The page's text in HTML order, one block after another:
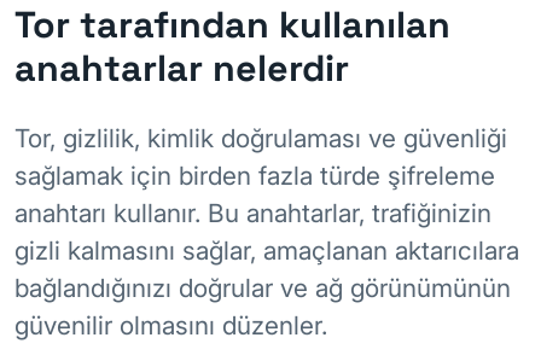
Tor tarafından kullanılan
anahtarlar nelerdir
Tor, gizlilik, kimlik doğrulaması ve güvenliği
sağlamak için birden fazla türde şifreleme
anahtarı kullanır. Bu anahtarlar, trafiğinizin
gizli kalmasını sağlar, amaçlanan aktarıcılara
bağlandığınızı doğrular ve ağ görünümünün
güvenilir olmasını düzenler.